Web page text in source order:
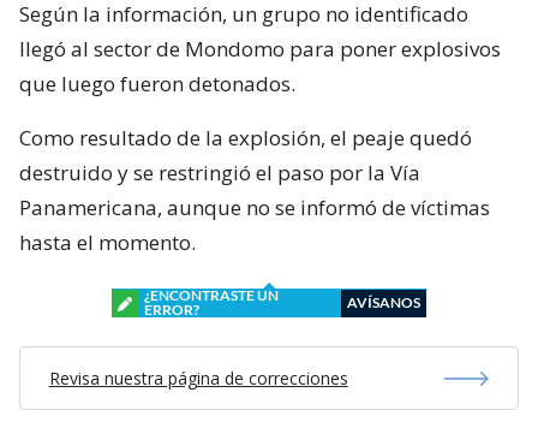
Según la información, un grupo no identificado
llegó al sector de Mondomo para poner explosivos
que luego fueron detonados.
Como resultado de la explosión, el peaje quedó
destruido y se restringió el paso por la Vía
Panamericana, aunque no se informó de víctimas
hasta el momento.
¿ENCONTRASTE UN
ERROR?
AVÍSANOS
Revisa nuestra página de correcciones